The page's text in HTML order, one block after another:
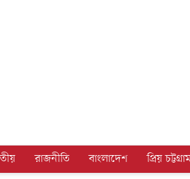
রাজনীতি বাংলাদেশ প্রিয়